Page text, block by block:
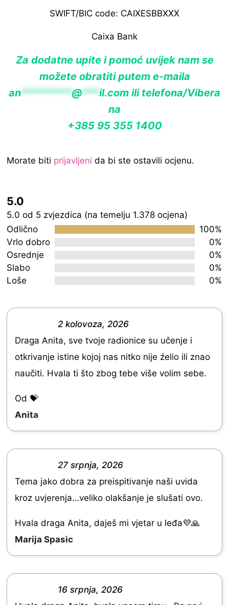
SWIFT/BIC code: CAIXESBBXXX
Caixa Bank
Za dodatne upite i pomoć uvijek nam se
možete obratiti putem e-maila
an*********@***il.com ili telefona/Vibera
na
+385 95 355 1400
Morate biti prijavljeni da bi ste ostavili ocjenu.
5.0
Rated
5.0
out
of
5.0 od 5 zvjezdica (na temelju 1.378 ocjena)
Odlično
100%
Vrlo dobro
0%
Osrednje
0%
Slabo
0%
Loše
0%
d
5
.
0
u
t
f
5
2 kolovoza, 2026
Draga Anita, sve tvoje radionice su učenje i
otkrivanje istine kojoj nas nitko nije źelio ili znao
naučiti. Hvala ti što zbog tebe više volim sebe.
Od 💝
Anita
a
e
d
5
.
27 srpnja, 2026
Tema jako dobra za preispitivanje naši uvida
kroz uvjerenja…veliko olakšanje je slušati ovo.
Hvala draga Anita, daješ mi vjetar u leđa💜🙏
Marija Spasic
16 srpnja, 2026